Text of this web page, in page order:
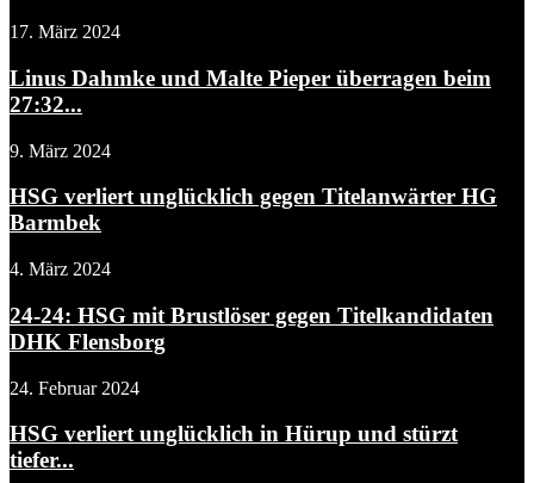
17. März 2024
Linus Dahmke und Malte Pieper überragen beim
27:32...
9. März 2024
HSG verliert unglücklich gegen Titelanwärter HG
Barmbek
4. März 2024
24-24: HSG mit Brustlöser gegen Titelkandidaten
DHK Flensborg
24. Februar 2024
HSG verliert unglücklich in Hürup und stürzt
tiefer...